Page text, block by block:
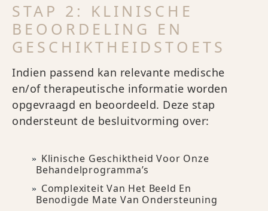
STAP 2: KLINISCHE
BEOORDELING EN
GESCHIKTHEIDSTOETS
Indien passend kan relevante medische
en/of therapeutische informatie worden
opgevraagd en beoordeeld. Deze stap
ondersteunt de besluitvorming over:
Klinische Geschiktheid Voor Onze
Behandelprogramma’s
Complexiteit Van Het Beeld En
Benodigde Mate Van Ondersteuning